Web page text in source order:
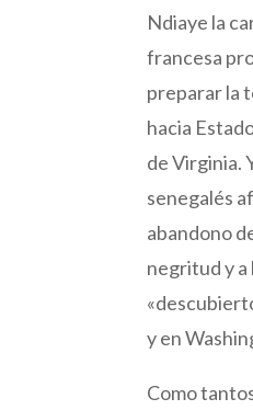
Ndiaye la
francesa
preparar la
hacia
de Virginia.
senegalés
abandono
negritud y a
y en
Como